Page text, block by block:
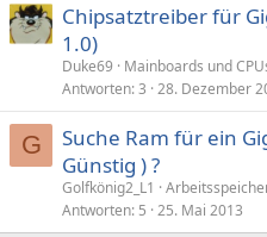
Chipsatztreiber für
1.0)
Duke69
Mainboards und
Antworten 3 28. Dezember
G
Suche Ram für ein
Günstig ) ?
Golfkönig2_L1
Antworten 5 25. Mai 2013